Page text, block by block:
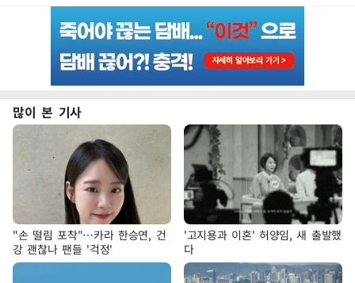
많이 본 기사
"손 떨림 포착"…카라 한승연, 건
강 괜찮나 팬들 '걱정'
'고지용과 이혼' 허양임, 새 출발했
다